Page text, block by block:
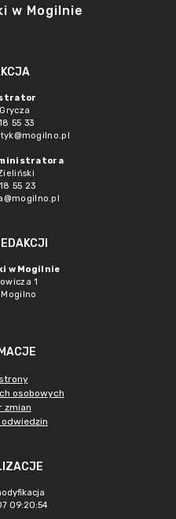
w Mogilnie
55 33
55 23
w Mogilnie
1
osobowych
zmian
09:20:54